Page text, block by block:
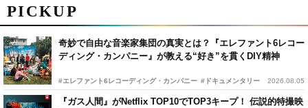
PICKUP
奇妙で自由な音楽家集団の真実とは？『エレファント6レコー
ディング・カンパニー』が教える“好き”を貫くDIY精神
#エレファント6レコーディング・カンパニー #ドキュメンタリー 2026.08.05
『ガス人間』がNetflix TOP10でTOP3キープ！ 伝説的特撮映